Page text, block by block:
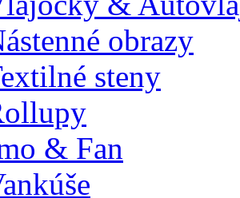
obrazy
steny
& Fan